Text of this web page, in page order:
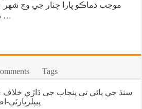
موجب ڌماڪو پارا چنار جي وچ شهر
دروازي وٽ ٿيو. ڌماڪي …
Tags
سنڌ جي پاڻي تي پنجاب جي ڌاڙي
پيپلزپارٽي-